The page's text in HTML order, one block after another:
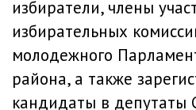
избиратели, члены
избирательных
молодежного
района, а также
кандидаты в депутаты